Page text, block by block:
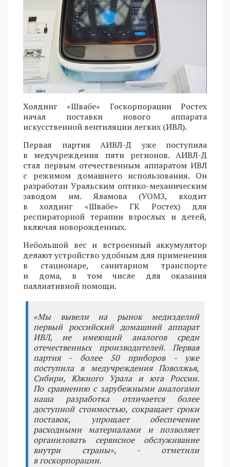
Холдинг «Швабе» Госкорпорации Ростех
начал поставки нового аппарата
искусственной вентиляции легких (ИВЛ).
Первая партия АИВЛ-Д уже поступила
в медучреждения пяти регионов. АИВЛ-Д
стал первым отечественным аппаратом ИВЛ
с режимом домашнего использования. Он
разработан Уральским оптико-механическим
заводом им. Яламова (УОМЗ, входит
в холдинг «Швабе» ГК Ростех) для
респираторной терапии взрослых и детей,
включая новорожденных.
Небольшой вес и встроенный аккумулятор
делают устройство удобным для применения
в стационаре, санитарном транспорте
и дома, в том числе для оказания
паллиативной помощи.
«Мы вывели на рынок медизделий
первый российский домашний аппарат
ИВЛ, не имеющий аналогов среди
отечественных производителей. Первая
партия - более 50 приборов - уже
поступила в медучреждения Поволжья,
Сибири, Южного Урала и юга России.
По сравнению с зарубежными аналогами
наша разработка отличается более
доступной стоимостью, сокращает сроки
поставок, упрощает обеспечение
расходными материалами и позволяет
организовать сервисное обслуживание
внутри страны», - отметили
в госкорпорации.